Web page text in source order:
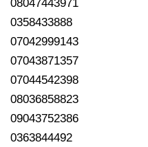
08047443971
0358433888
07042999143
07043871357
07044542398
08036858823
09043752386
0363844492